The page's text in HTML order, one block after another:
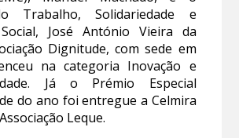
Trabalho, Solidariedade e
José António Vieira da
Dignitude, com sede em
na categoria Inovação e
Já o Prémio Especial
do ano foi entregue a Celmira
Leque.